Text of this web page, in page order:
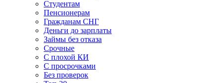
Студентам
Пенсионерам
Гражданам СНГ
Деньги до зарплаты
Займы без отказа
Срочные
С плохой КИ
С просрочками
Без проверок